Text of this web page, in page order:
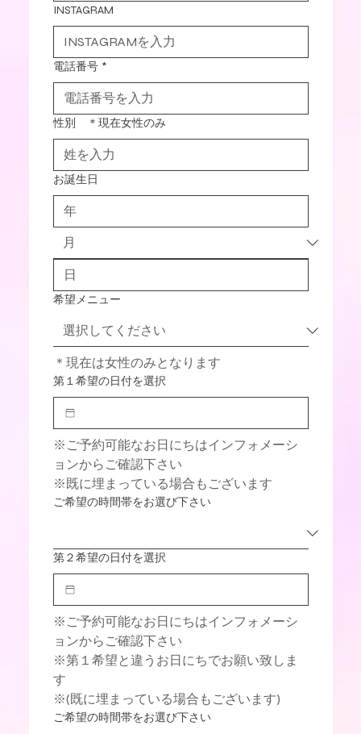
INSTAGRAM
電話番号 *
性別 ＊現在女性のみ
お誕生日
希望メニュー
＊現在は女性のみとなります
第１希望の日付を選択
※ご予約可能なお日にちはインフォメーシ
ョンからご確認下さい
※既に埋まっている場合もございます
ご希望の時間帯をお選び下さい
第２希望の日付を選択
※ご予約可能なお日にちはインフォメーシ
ョンからご確認下さい
※第１希望と違うお日にちでお願い致しま
す
※(既に埋まっている場合もございます)
ご希望の時間帯をお選び下さい